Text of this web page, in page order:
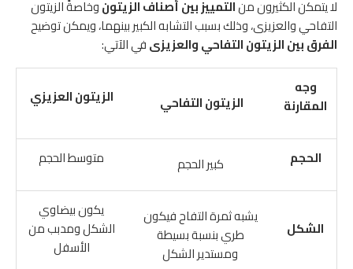
لا يتمكن الكثيرون منالتمييز بين أصناف الزيتونوخاصةً الزيتون
التفاحي والعزيزى، وذلك بسبب التشابه الكبير بينهما، ويمكن توضيح
الفرق بين الزيتون التفاحي والعزيزىفي الآتي:
وجه
المقارنة
الزيتون التفاحي الزيتون العزيزي
الحجم كبير الحجم متوسط الحجم
الشكل
يشبه ثمرة التفاح فيكون
طري بنسبة بسيطة
ومستدير الشكل
يكون بيضاوي
الشكل ومدبب من
الأسفل